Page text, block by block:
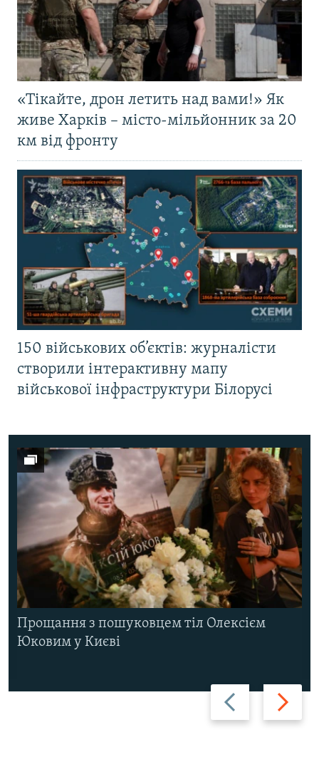
«Тікайте, дрон летить над вами!» Як
живе Харків – місто-мільйонник за 20
км від фронту
150 військових об’єктів: журналісти
створили інтерактивну мапу
військової інфраструктури Білорусі
Назад Вперед
Прощання з пошуковцем тіл Олексієм
Юковим у Києві